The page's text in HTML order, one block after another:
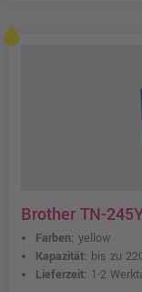
Brother TN-
Farben: yellow
Kapazität: bis zu
Lieferzeit: 1-2